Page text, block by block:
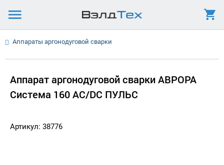
Аппараты аргонодуговой сварки
Аппарат аргонодуговой сварки АВРОРА
Система 160 AC/DC ПУЛЬС
Артикул: 38776